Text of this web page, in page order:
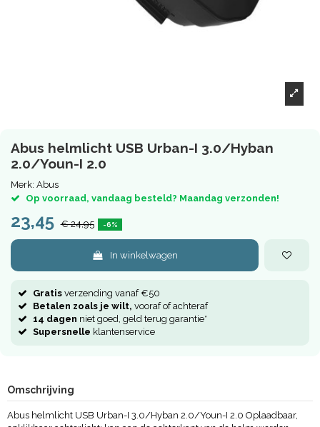
Abus helmlicht USB Urban-I 3.0/Hyban
2.0/Youn-I 2.0
Merk: Abus
Op voorraad, vandaag besteld? Maandag verzonden!
23,45 € 24,95 -6%
In winkelwagen
Gratis verzending vanaf €50
Betalen zoals je wilt, vooraf of achteraf
14 dagen niet goed, geld terug garantie*
Supersnelle klantenservice
Omschrijving
Abus helmlicht USB Urban-I 3.0/Hyban 2.0/Youn-I 2.0 Oplaadbaar,